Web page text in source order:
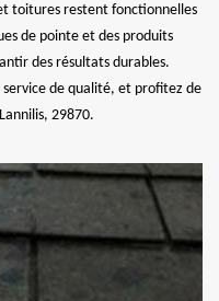
toitures restent fonctionnelles
de pointe et des produits
des résultats durables.
service de qualité, et profitez de
29870.